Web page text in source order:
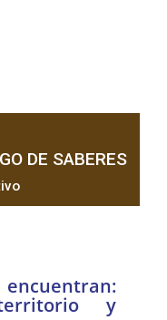
DE SABERES
y